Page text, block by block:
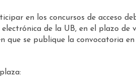
en los concursos de acceso
electrónica de la UB, en el plazo
que se publique la convocatoria en